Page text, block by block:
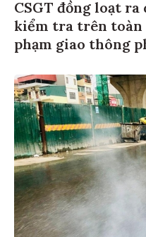
CSGT đồng loạt
kiểm tra trên
phạm giao thông